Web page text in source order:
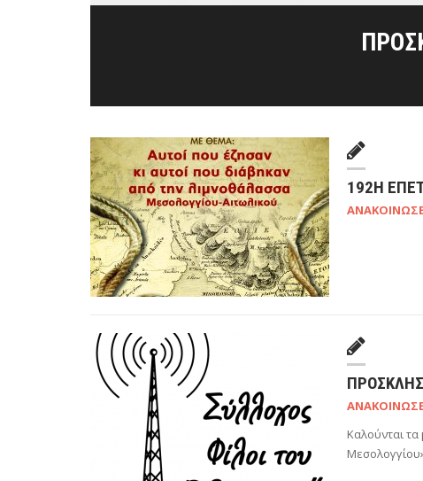
ΚΟΠΉ
ΜΕΣΟΛΌΓΓΙ-ΑΘΉΝΑ, Η
192Η
192Η
Καλούνται